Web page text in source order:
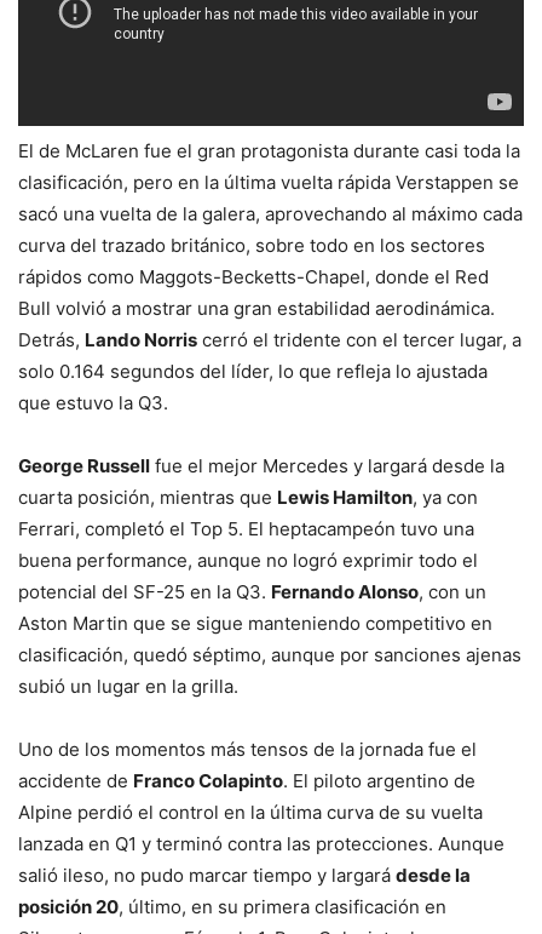
El de McLaren fue el gran protagonista durante casi toda la
clasificación, pero en la última vuelta rápida Verstappen se
sacó una vuelta de la galera, aprovechando al máximo cada
curva del trazado británico, sobre todo en los sectores
rápidos como Maggots-Becketts-Chapel, donde el Red
Bull volvió a mostrar una gran estabilidad aerodinámica.
Detrás, Lando Norris cerró el tridente con el tercer lugar, a
solo 0.164 segundos del líder, lo que refleja lo ajustada
que estuvo la Q3.
George Russell fue el mejor Mercedes y largará desde la
cuarta posición, mientras que Lewis Hamilton, ya con
Ferrari, completó el Top 5. El heptacampeón tuvo una
buena performance, aunque no logró exprimir todo el
potencial del SF-25 en la Q3. Fernando Alonso, con un
Aston Martin que se sigue manteniendo competitivo en
clasificación, quedó séptimo, aunque por sanciones ajenas
subió un lugar en la grilla.
Uno de los momentos más tensos de la jornada fue el
accidente de Franco Colapinto. El piloto argentino de
Alpine perdió el control en la última curva de su vuelta
lanzada en Q1 y terminó contra las protecciones. Aunque
salió ileso, no pudo marcar tiempo y largará desde la
posición 20, último, en su primera clasificación en